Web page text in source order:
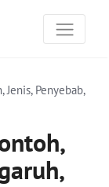
Penyebab,